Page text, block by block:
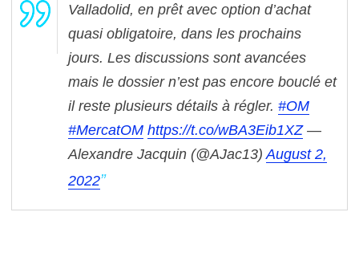
Valladolid, en prêt avec option d’achat
quasi obligatoire, dans les prochains
jours. Les discussions sont avancées
mais le dossier n’est pas encore bouclé et
il reste plusieurs détails à régler. #OM
#MercatOM https://t.co/wBA3Eib1XZ —
Alexandre Jacquin (@AJac13) August 2,
2022